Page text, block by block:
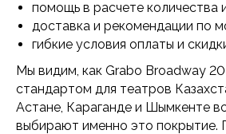
помощь в расчете количества
доставка и рекомендации по
гибкие условия оплаты и
Мы видим, как Grabo Broadway
стандартом для театров
Астане, Караганде и Шымкенте
выбирают именно это покрытие.